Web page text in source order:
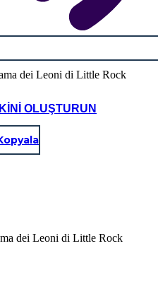
OLUŞTURUN
dei Leoni di Little Rock